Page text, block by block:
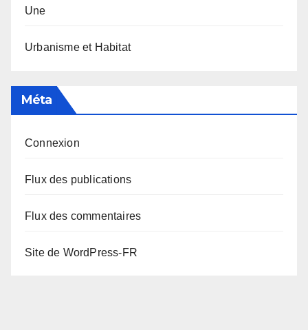
Une
Urbanisme et Habitat
Méta
Connexion
Flux des publications
Flux des commentaires
Site de WordPress-FR